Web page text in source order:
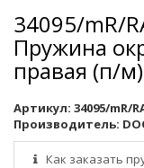
34095/mR/
Пружина
правая (п/м)
Артикул: 34095/mR/
Производитель:
Как заказать